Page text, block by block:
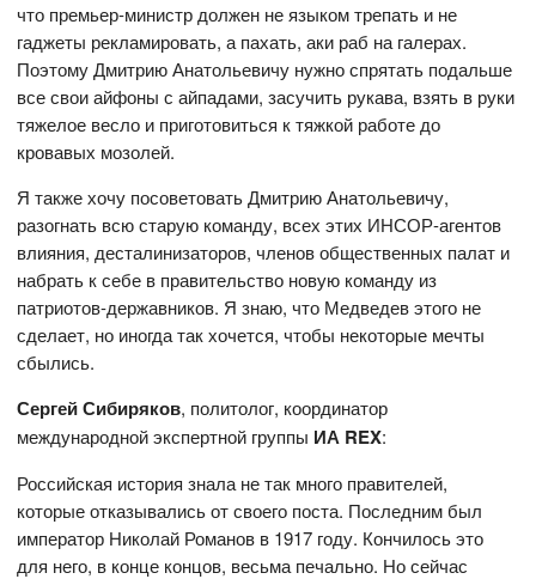
что премьер-министр должен не языком трепать и не
гаджеты рекламировать, а пахать, аки раб на галерах.
Поэтому Дмитрию Анатольевичу нужно спрятать подальше
все свои айфоны с айпадами, засучить рукава, взять в руки
тяжелое весло и приготовиться к тяжкой работе до
кровавых мозолей.
Я также хочу посоветовать Дмитрию Анатольевичу,
разогнать всю старую команду, всех этих ИНСОР-агентов
влияния, десталинизаторов, членов общественных палат и
набрать к себе в правительство новую команду из
патриотов-державников. Я знаю, что Медведев этого не
сделает, но иногда так хочется, чтобы некоторые мечты
сбылись.
Сергей Сибиряков, политолог, координатор
международной экспертной группы ИА REX:
Российская история знала не так много правителей,
которые отказывались от своего поста. Последним был
император Николай Романов в 1917 году. Кончилось это
для него, в конце концов, весьма печально. Но сейчас